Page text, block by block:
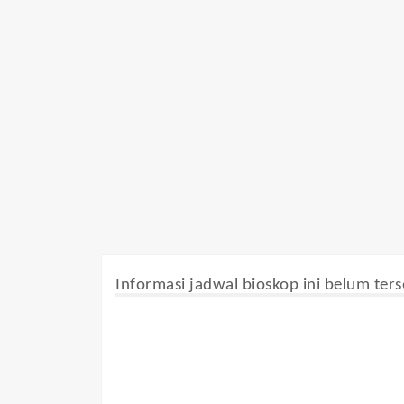
Informasi jadwal bioskop ini belum